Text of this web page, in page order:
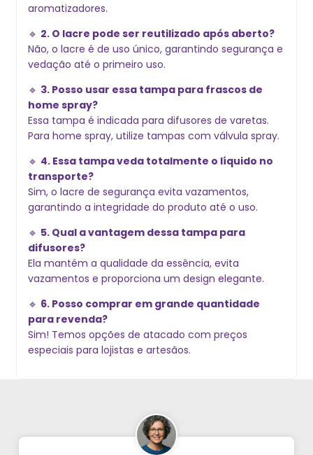
aromatizadores.
🔹 2. O lacre pode ser reutilizado após aberto?
Não, o lacre é de uso único, garantindo segurança e
vedação até o primeiro uso.
🔹 3. Posso usar essa tampa para frascos de
home spray?
Essa tampa é indicada para difusores de varetas.
Para home spray, utilize tampas com válvula spray.
🔹 4. Essa tampa veda totalmente o líquido no
transporte?
Sim, o lacre de segurança evita vazamentos,
garantindo a integridade do produto até o uso.
🔹 5. Qual a vantagem dessa tampa para
difusores?
Ela mantém a qualidade da essência, evita
vazamentos e proporciona um design elegante.
🔹 6. Posso comprar em grande quantidade
para revenda?
Sim! Temos opções de atacado com preços
especiais para lojistas e artesãos.